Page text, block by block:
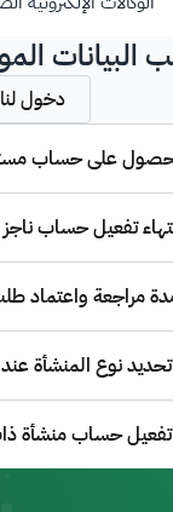
البيانات
على حساب
مراجعة واعتماد
نوع المنشأة
حساب منشأة